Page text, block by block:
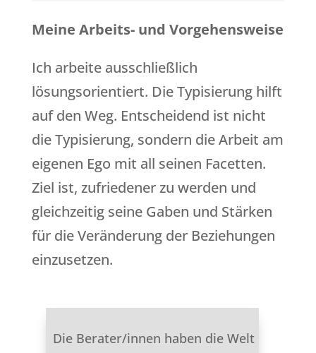
Meine Arbeits- und Vorgehensweise
Ich arbeite ausschließlich
lösungsorientiert. Die Typisierung hilft
auf den Weg. Entscheidend ist nicht
die Typisierung, sondern die Arbeit am
eigenen Ego mit all seinen Facetten.
Ziel ist, zufriedener zu werden und
gleichzeitig seine Gaben und Stärken
für die Veränderung der Beziehungen
einzusetzen.
Die Berater/innen haben die Welt